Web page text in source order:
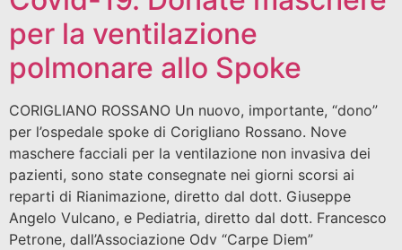
per la ventilazione
polmonare allo Spoke
CORIGLIANO ROSSANO Un nuovo, importante, “dono”
per l’ospedale spoke di Corigliano Rossano. Nove
maschere facciali per la ventilazione non invasiva dei
pazienti, sono state consegnate nei giorni scorsi ai
reparti di Rianimazione, diretto dal dott. Giuseppe
Angelo Vulcano, e Pediatria, diretto dal dott. Francesco
Petrone, dall’Associazione Odv “Carpe Diem”